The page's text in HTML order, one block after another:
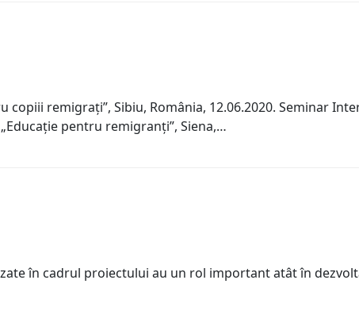
remigraţi”, Sibiu, România, 12.06.2020. Seminar
pentru remigranţi”, Siena,…
în cadrul proiectului au un rol important atât în